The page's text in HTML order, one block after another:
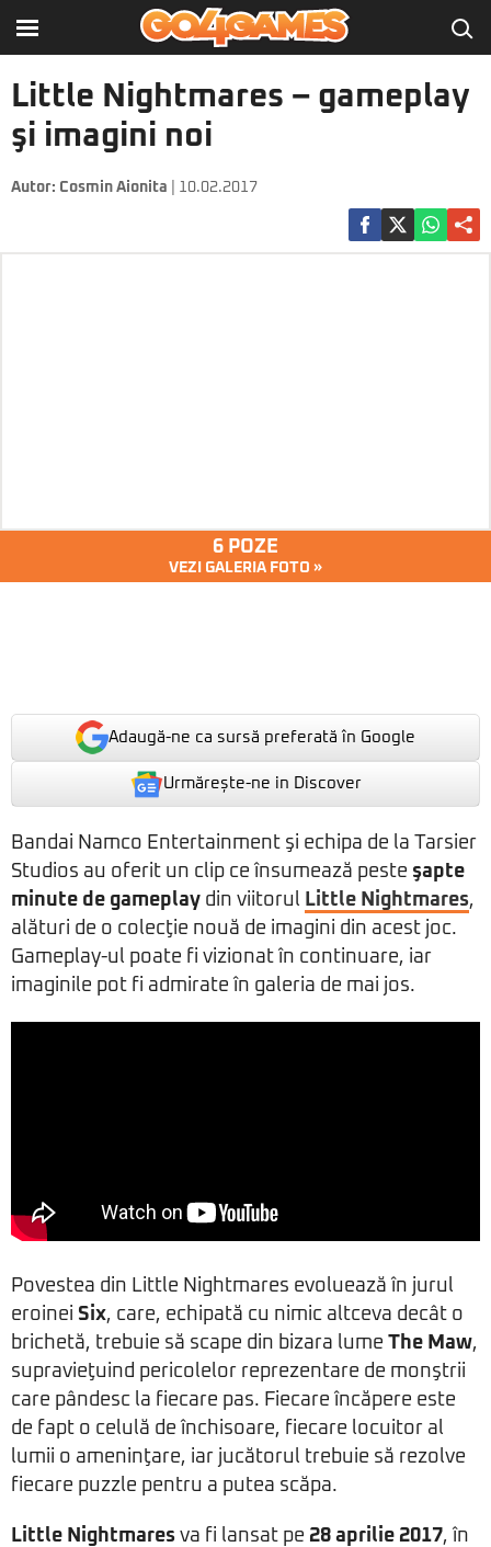
Little Nightmares – gameplay
şi imagini noi
Autor: Cosmin Aionita | 10.02.2017
6 POZE
VEZI GALERIA FOTO »
Adaugă-ne ca sursă preferată în Google
Urmărește-ne in Discover
Bandai Namco Entertainment şi echipa de la Tarsier
Studios au oferit un clip ce însumează peste şapte
minute de gameplay din viitorul Little Nightmares,
alături de o colecţie nouă de imagini din acest joc.
Gameplay-ul poate fi vizionat în continuare, iar
imaginile pot fi admirate în galeria de mai jos.
Povestea din Little Nightmares evoluează în jurul
eroinei Six, care, echipată cu nimic altceva decât o
brichetă, trebuie să scape din bizara lume The Maw,
supravieţuind pericolelor reprezentare de monştrii
care pândesc la fiecare pas. Fiecare încăpere este
de fapt o celulă de închisoare, fiecare locuitor al
lumii o ameninţare, iar jucătorul trebuie să rezolve
fiecare puzzle pentru a putea scăpa.
Little Nightmares va fi lansat pe 28 aprilie 2017, în